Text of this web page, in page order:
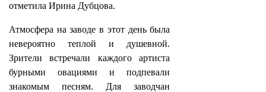
отметила Ирина Дубцова.
Атмосфера на заводе в этот день была
невероятно теплой и душевной.
Зрители встречали каждого артиста
бурными овациями и подпевали
знакомым песням. Для заводчан